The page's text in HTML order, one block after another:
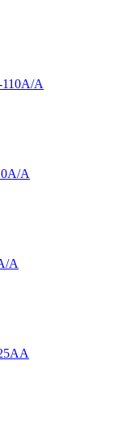
A
A
A